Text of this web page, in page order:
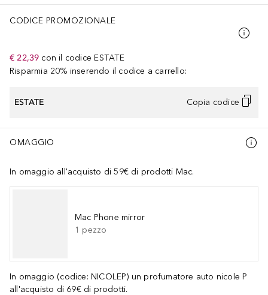
CODICE PROMOZIONALE
€ 22,39 con il codice ESTATE
Risparmia 20% inserendo il codice a carrello:
ESTATE Copia codice
OMAGGIO
In omaggio all'acquisto di 59€ di prodotti Mac.
Mac Phone mirror
1 pezzo
In omaggio (codice: NICOLEP) un profumatore auto nicole P
all'acquisto di 69€ di prodotti.